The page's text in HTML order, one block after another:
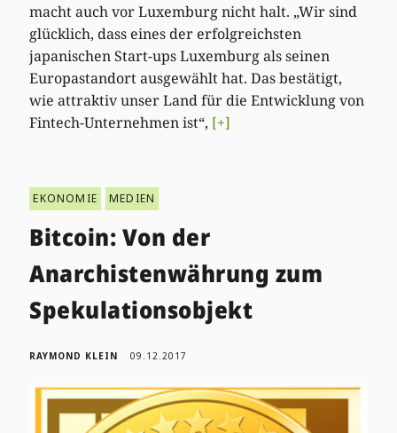
macht auch vor Luxemburg nicht halt. „Wir sind
glücklich, dass eines der erfolgreichsten
japanischen Start-ups Luxemburg als seinen
Europastandort ausgewählt hat. Das bestätigt,
wie attraktiv unser Land für die Entwicklung von
Fintech-Unternehmen ist“, [+]
EKONOMIE MEDIEN
Bitcoin: Von der
Anarchistenwährung zum
Spekulationsobjekt
RAYMOND KLEIN 09.12.2017